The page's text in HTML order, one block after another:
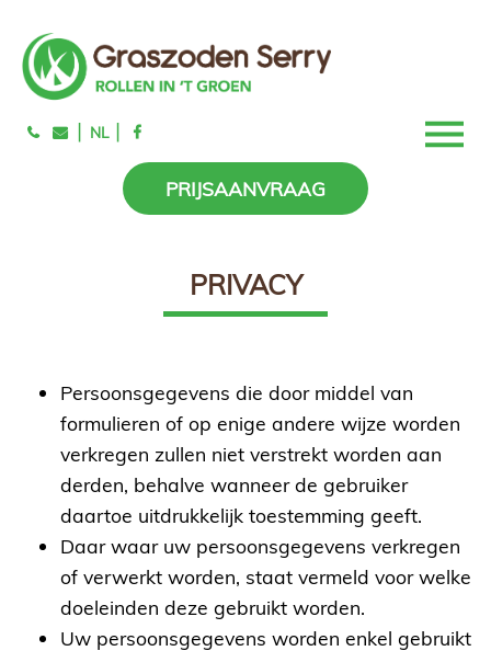
| NL |
PRIJSAANVRAAG
PRIVACY
Persoonsgegevens die door middel van
formulieren of op enige andere wijze worden
verkregen zullen niet verstrekt worden aan
derden, behalve wanneer de gebruiker
daartoe uitdrukkelijk toestemming geeft.
Daar waar uw persoonsgegevens verkregen
of verwerkt worden, staat vermeld voor welke
doeleinden deze gebruikt worden.
Uw persoonsgegevens worden enkel gebruikt